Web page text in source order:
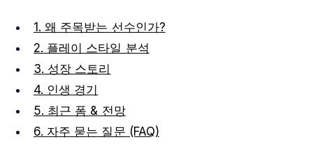
1. 왜 주목받는 선수인가?
2. 플레이 스타일 분석
3. 성장 스토리
4. 인생 경기
5. 최근 폼 & 전망
6. 자주 묻는 질문 (FAQ)